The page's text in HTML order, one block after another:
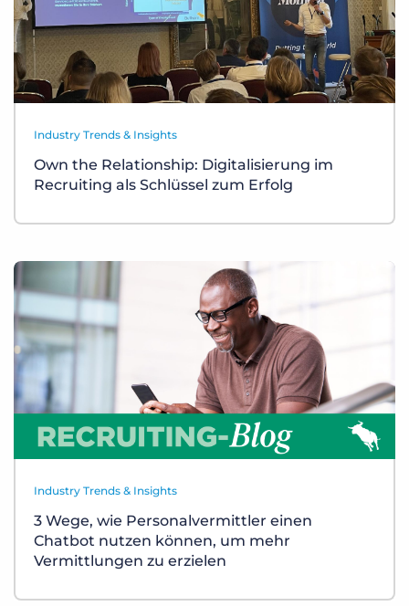
Industry Trends & Insights
Own the Relationship: Digitalisierung im
Recruiting als Schlüssel zum Erfolg
Industry Trends & Insights
3 Wege, wie Personalvermittler einen
Chatbot nutzen können, um mehr
Vermittlungen zu erzielen